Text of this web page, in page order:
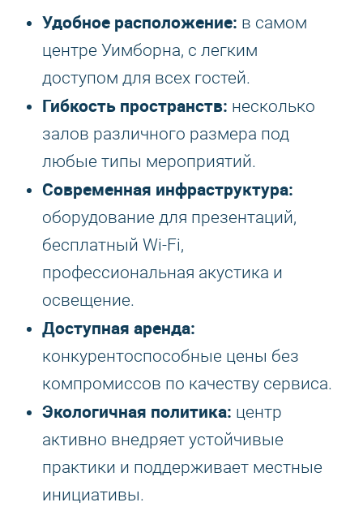
Удобное расположение: в самом
центре Уимборна, с легким
доступом для всех гостей.
Гибкость пространств: несколько
залов различного размера под
любые типы мероприятий.
Современная инфраструктура:
оборудование для презентаций,
бесплатный Wi-Fi,
профессиональная акустика и
освещение.
Доступная аренда:
конкурентоспособные цены без
компромиссов по качеству сервиса.
Экологичная политика: центр
активно внедряет устойчивые
практики и поддерживает местные
инициативы.